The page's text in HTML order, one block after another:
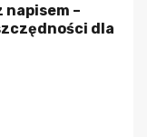
–
dla